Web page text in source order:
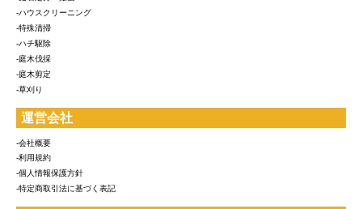
-ハウスクリーニング
-特殊清掃
-ハチ駆除
-庭木伐採
-庭木剪定
-草刈り
運営会社
-会社概要
-利用規約
-個人情報保護方針
-特定商取引法に基づく表記